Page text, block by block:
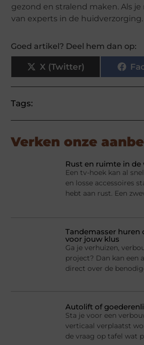
gezond en stralend maken. Als
van experts in de huidverzorging.
Goed artikel? Deel hem dan op:
X (Twitter)
Tags:
Verken onze
Rust en ruimte in
Een tv-hoek kan al
en losse accessoires
hebt aan rust. Een
Tandemasser huren
voor jouw klus
Ga je verhuizen,
project? Dan kan een
direct over de
Autolift of
Sta je voor een
verticaal verplaatst
de vraag op tafel wat